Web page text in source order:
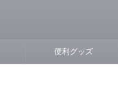
便利グッズ